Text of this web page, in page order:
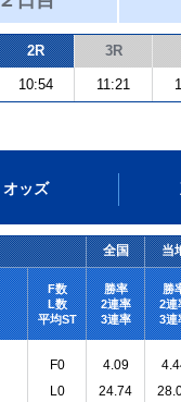
2R 3R
10:54 11:21
オッズ
全国 当
F数
L数
平均ST
勝率
2連率
3連率
勝
2連
3連
F0
L0
4.09
24.74